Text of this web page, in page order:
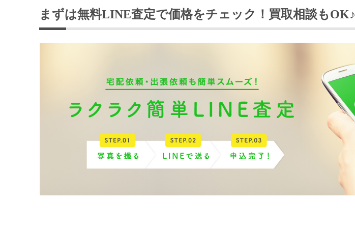
まずは無料LINE査定で価格をチェック！買取相談もOK♪